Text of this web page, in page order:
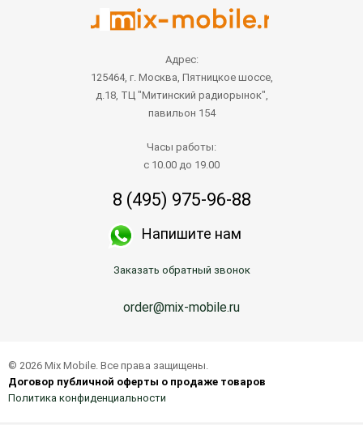
Адрес:
125464, г. Москва, Пятницкое шоссе,
д.18, ТЦ "Митинский радиорынок",
павильон 154
Часы работы:
с 10.00 до 19.00
8 (495) 975-96-88
Напишите нам
Заказать обратный звонок
order@mix-mobile.ru
© 2026 Mix Mobile. Все права защищены.
Договор публичной оферты о продаже товаров
Политика конфиденциальности